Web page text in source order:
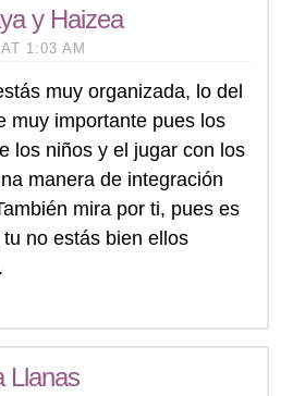
y Haizea
1:03 AM
muy organizada, lo del
muy importante pues los
los niños y el jugar con los
manera de integración
mira por ti, pues es
no estás bien ellos
Llanas